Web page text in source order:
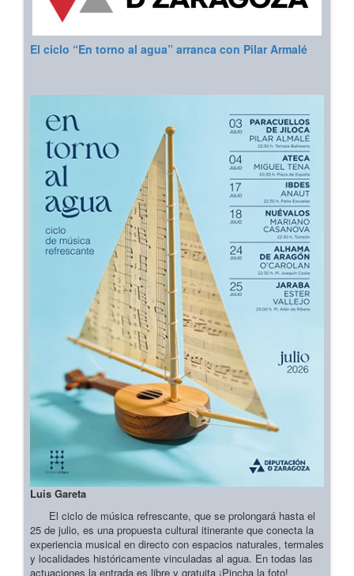
El ciclo “En torno al agua” arranca con Pilar Armalé
Luis Gareta
El ciclo de música refrescante, que se prolongará hasta el
25 de julio, es una propuesta cultural itinerante que conecta la
experiencia musical en directo con espacios naturales, termales
y localidades históricamente vinculadas al agua. En todas las
actuaciones la entrada es libre y gratuita ¡Pincha la foto!